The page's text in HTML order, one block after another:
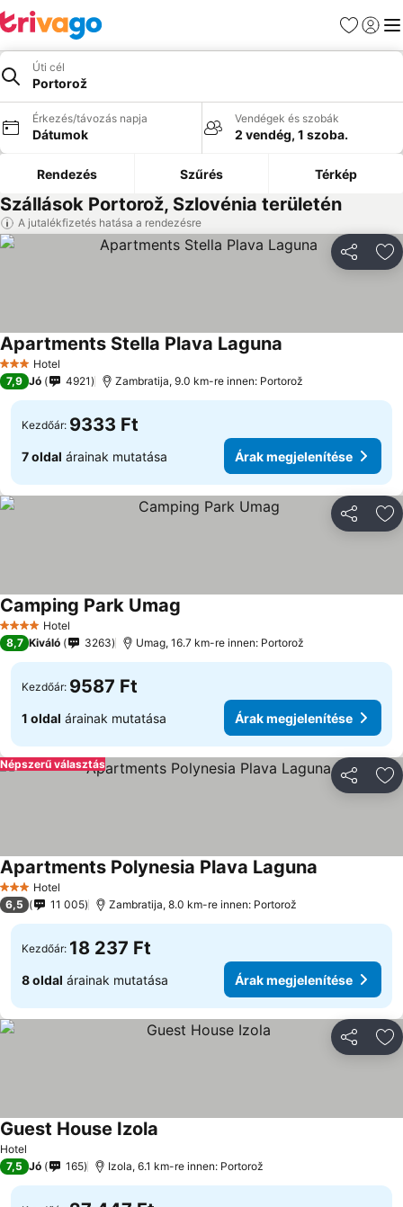
Kedvencek
Úti cél
Portorož
Érkezés/távozás napja
Dátumok
Vendégek és szobák
2 vendég, 1 szoba.
Rendezés Szűrés Térkép
Szállások Portorož, Szlovénia területén
A jutalékfizetés hatása a rendezésre
3 Kategória
Hotel
Apartments Stella Plava Laguna
7,9 Jó 4921 Zambratija, 9.0 km-re innen: Portorož
Kezdőár: 9333 Ft
7 oldal árainak mutatása Árak megjelenítése
4 KategóriaHotel
Camping Park Umag
8,7 Kiváló 3263 Umag, 16.7 km-re innen: Portorož
Kezdőár: 9587 Ft
1 oldal árainak mutatása Árak megjelenítése
Népszerű választás
3 Kategória
Hotel
Apartments Polynesia Plava Laguna
6,5 11 005 Zambratija, 8.0 km-re innen: Portorož
Kezdőár: 18 237 Ft
8 oldal árainak mutatása Árak megjelenítése
Hotel
Guest House Izola
7,5 Jó 165 Izola, 6.1 km-re innen: Portorož